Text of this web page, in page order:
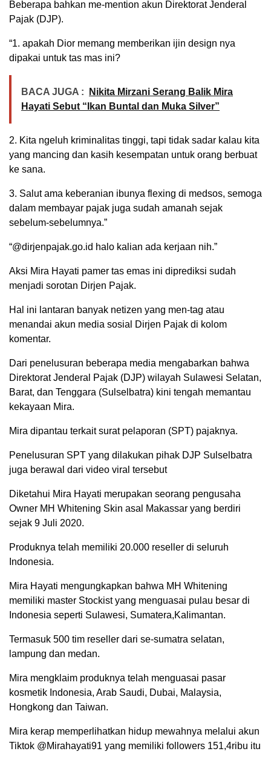
Beberapa bahkan me-mention akun Direktorat Jenderal
Pajak (DJP).
“1. apakah Dior memang memberikan ijin design nya
dipakai untuk tas mas ini?
BACA JUGA :
Nikita Mirzani Serang Balik Mira
Hayati Sebut “Ikan Buntal dan Muka Silver”
2. Kita ngeluh kriminalitas tinggi, tapi tidak sadar kalau kita
yang mancing dan kasih kesempatan untuk orang berbuat
ke sana.
3. Salut ama keberanian ibunya flexing di medsos, semoga
dalam membayar pajak juga sudah amanah sejak
sebelum-sebelumnya.”
“@dirjenpajak.go.id halo kalian ada kerjaan nih.”
Aksi Mira Hayati pamer tas emas ini diprediksi sudah
menjadi sorotan Dirjen Pajak.
Hal ini lantaran banyak netizen yang men-tag atau
menandai akun media sosial Dirjen Pajak di kolom
komentar.
Dari penelusuran beberapa media mengabarkan bahwa
Direktorat Jenderal Pajak (DJP) wilayah Sulawesi Selatan,
Barat, dan Tenggara (Sulselbatra) kini tengah memantau
kekayaan Mira.
Mira dipantau terkait surat pelaporan (SPT) pajaknya.
Penelusuran SPT yang dilakukan pihak DJP Sulselbatra
juga berawal dari video viral tersebut
Diketahui Mira Hayati merupakan seorang pengusaha
Owner MH Whitening Skin asal Makassar yang berdiri
sejak 9 Juli 2020.
Produknya telah memiliki 20.000 reseller di seluruh
Indonesia.
Mira Hayati mengungkapkan bahwa MH Whitening
memiliki master Stockist yang menguasai pulau besar di
Indonesia seperti Sulawesi, Sumatera,Kalimantan.
Termasuk 500 tim reseller dari se-sumatra selatan,
lampung dan medan.
Mira mengklaim produknya telah menguasai pasar
kosmetik Indonesia, Arab Saudi, Dubai, Malaysia,
Hongkong dan Taiwan.
Mira kerap memperlihatkan hidup mewahnya melalui akun
Tiktok @Mirahayati91 yang memiliki followers 151,4ribu itu